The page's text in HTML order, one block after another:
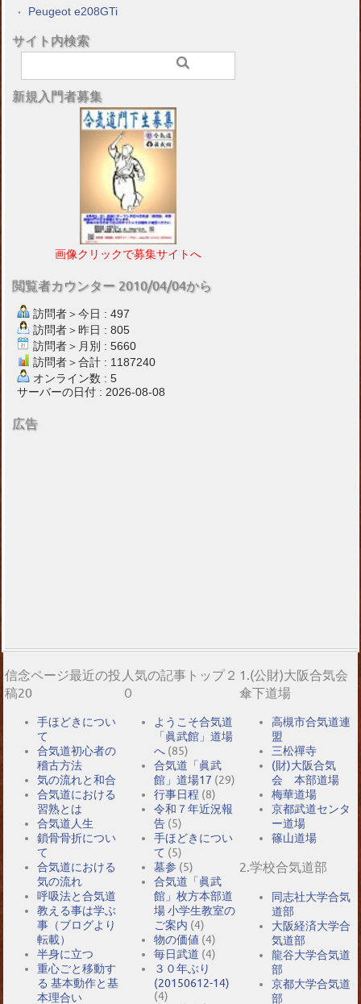
Peugeot e208GTi
サイト内検索
新規入門者募集
画像クリックで募集サイトへ
閲覧者カウンター 2010/04/04から
訪問者＞今日 : 497
訪問者＞昨日 : 805
訪問者＞月別 : 5660
訪問者＞合計 : 1187240
オンライン数 : 5
サーバーの日付 : 2026-08-08
広告
信念ページ最近の投
稿20
手ほどきについ
て
合気道初心者の
稽古方法
気の流れと和合
合気道における
習熟とは
合気道人生
鎖骨骨折につい
て
合気道における
気の流れ
呼吸法と合気道
教える事は学ぶ
事（ブログより
転載）
半身に立つ
重心ごと移動す
る 基本動作と基
本理合い
人気の記事トップ２
０
ようこそ合気道
「眞武館」道場
へ (85)
合気道「眞武
館」道場17 (29)
行事日程 (8)
令和７年近況報
告 (5)
手ほどきについ
て (5)
墓参 (5)
合気道「眞武
館」枚方本部道
場 小学生教室の
ご案内 (4)
物の価値 (4)
毎日武道 (4)
３０年ぶり
(20150612-14)
(4)
1.(公財)大阪合気会
傘下道場
高槻市合気道連
盟
三松禪寺
(財)大阪合気
会 本部道場
梅華道場
京都武道センタ
ー道場
篠山道場
2.学校合気道部
同志社大学合気
道部
大阪経済大学合
気道部
龍谷大学合気道
部
京都大学合気道
部